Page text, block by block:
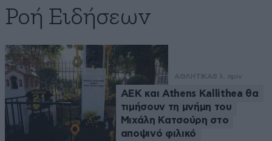
Ροή Ειδήσεων
ΑΘΛΗΤΙΚΑ8 λ. πριν
ΑΕΚ και Athens Kallithea θα
τιμήσουν τη μνήμη του
Μιχάλη Κατσούρη στο
αποψινό φιλικό